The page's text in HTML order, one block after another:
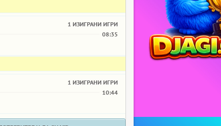
1 ИЗИГРАНИ ИГРИ
08:35
1 ИЗИГРАНИ ИГРИ
10:44